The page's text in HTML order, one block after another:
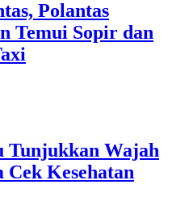
Polantas
Temui Sopir dan
Tunjukkan Wajah
Kesehatan